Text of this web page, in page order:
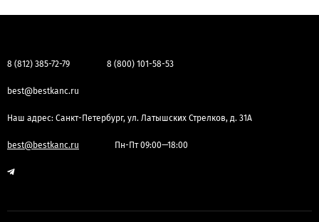
8 (812) 385-72-79 8 (800) 101-58-53
best@bestkanc.ru
Наш адрес: Санкт-Петербург, ул. Латышских Стрелков, д. 31А
best@bestkanc.ru Пн-Пт 09:00—18:00